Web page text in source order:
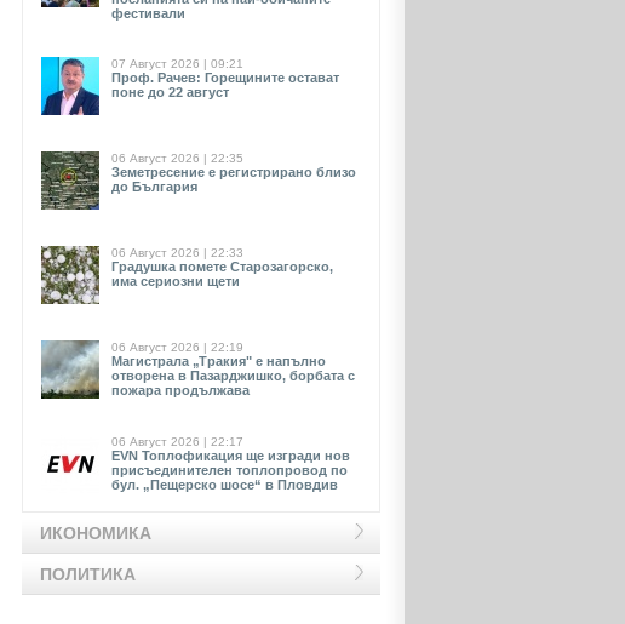
фестивали
07 Август 2026 | 09:21
Проф. Рачев: Горещините остават
поне до 22 август
06 Август 2026 | 22:35
Земетресение е регистрирано близо
до България
06 Август 2026 | 22:33
Градушка помете Старозагорско,
има сериозни щети
06 Август 2026 | 22:19
Магистрала „Тракия" е напълно
отворена в Пазарджишко, борбата с
пожара продължава
06 Август 2026 | 22:17
EVN Toплофикация ще изгради нов
присъединителен топлопровод по
бул. „Пещерско шосе“ в Пловдив
ИКОНОМИКА
ПОЛИТИКА